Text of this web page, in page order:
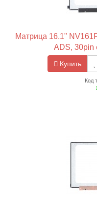
Матрица 16.1"
ADS, 30pin
Купить
Код